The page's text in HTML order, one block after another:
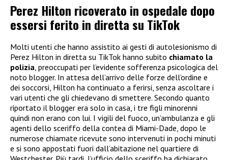
Perez Hilton ricoverato in ospedale dopo
essersi ferito in diretta su TikTok
Molti utenti che hanno assistito ai gesti di autolesionismo di
Perez Hilton in diretta su TikTok hanno subito chiamato la
polizia , preoccupati per l’evidente sofferenza psicologica del
noto blogger. In attesa dell’arrivo delle forze dell’ordine e
dei soccorsi, Hilton ha continuato a ferirsi, senza ascoltare i
vari utenti che gli chiedevano di smettere. Secondo quanto
riportato il blogger era solo in casa, i tre figli minorenni
quindi non erano con lui. I vigili del fuoco, un’ambulanza e gli
agenti dello sceriffo della contea di Miami-Dade, dopo le
numerose chiamate ricevute sono intervenuti in pochi minuti
e si sono appostati fuori dall’abitazione nel quartiere di